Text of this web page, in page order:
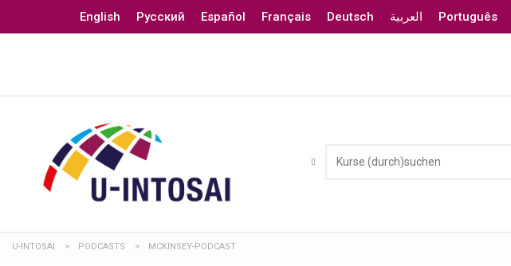
English Русский Español Français Deutsch العربية Português
U-INTOSAI > PODCASTS > MCKINSEY-PODCAST